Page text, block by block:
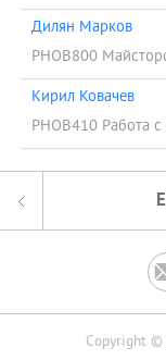
Дилян Марков
PHOB800
Кирил Ковачев
PHOB410 Работа
Copyright ©